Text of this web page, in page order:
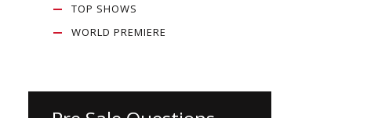
TOP SHOWS
WORLD PREMIERE